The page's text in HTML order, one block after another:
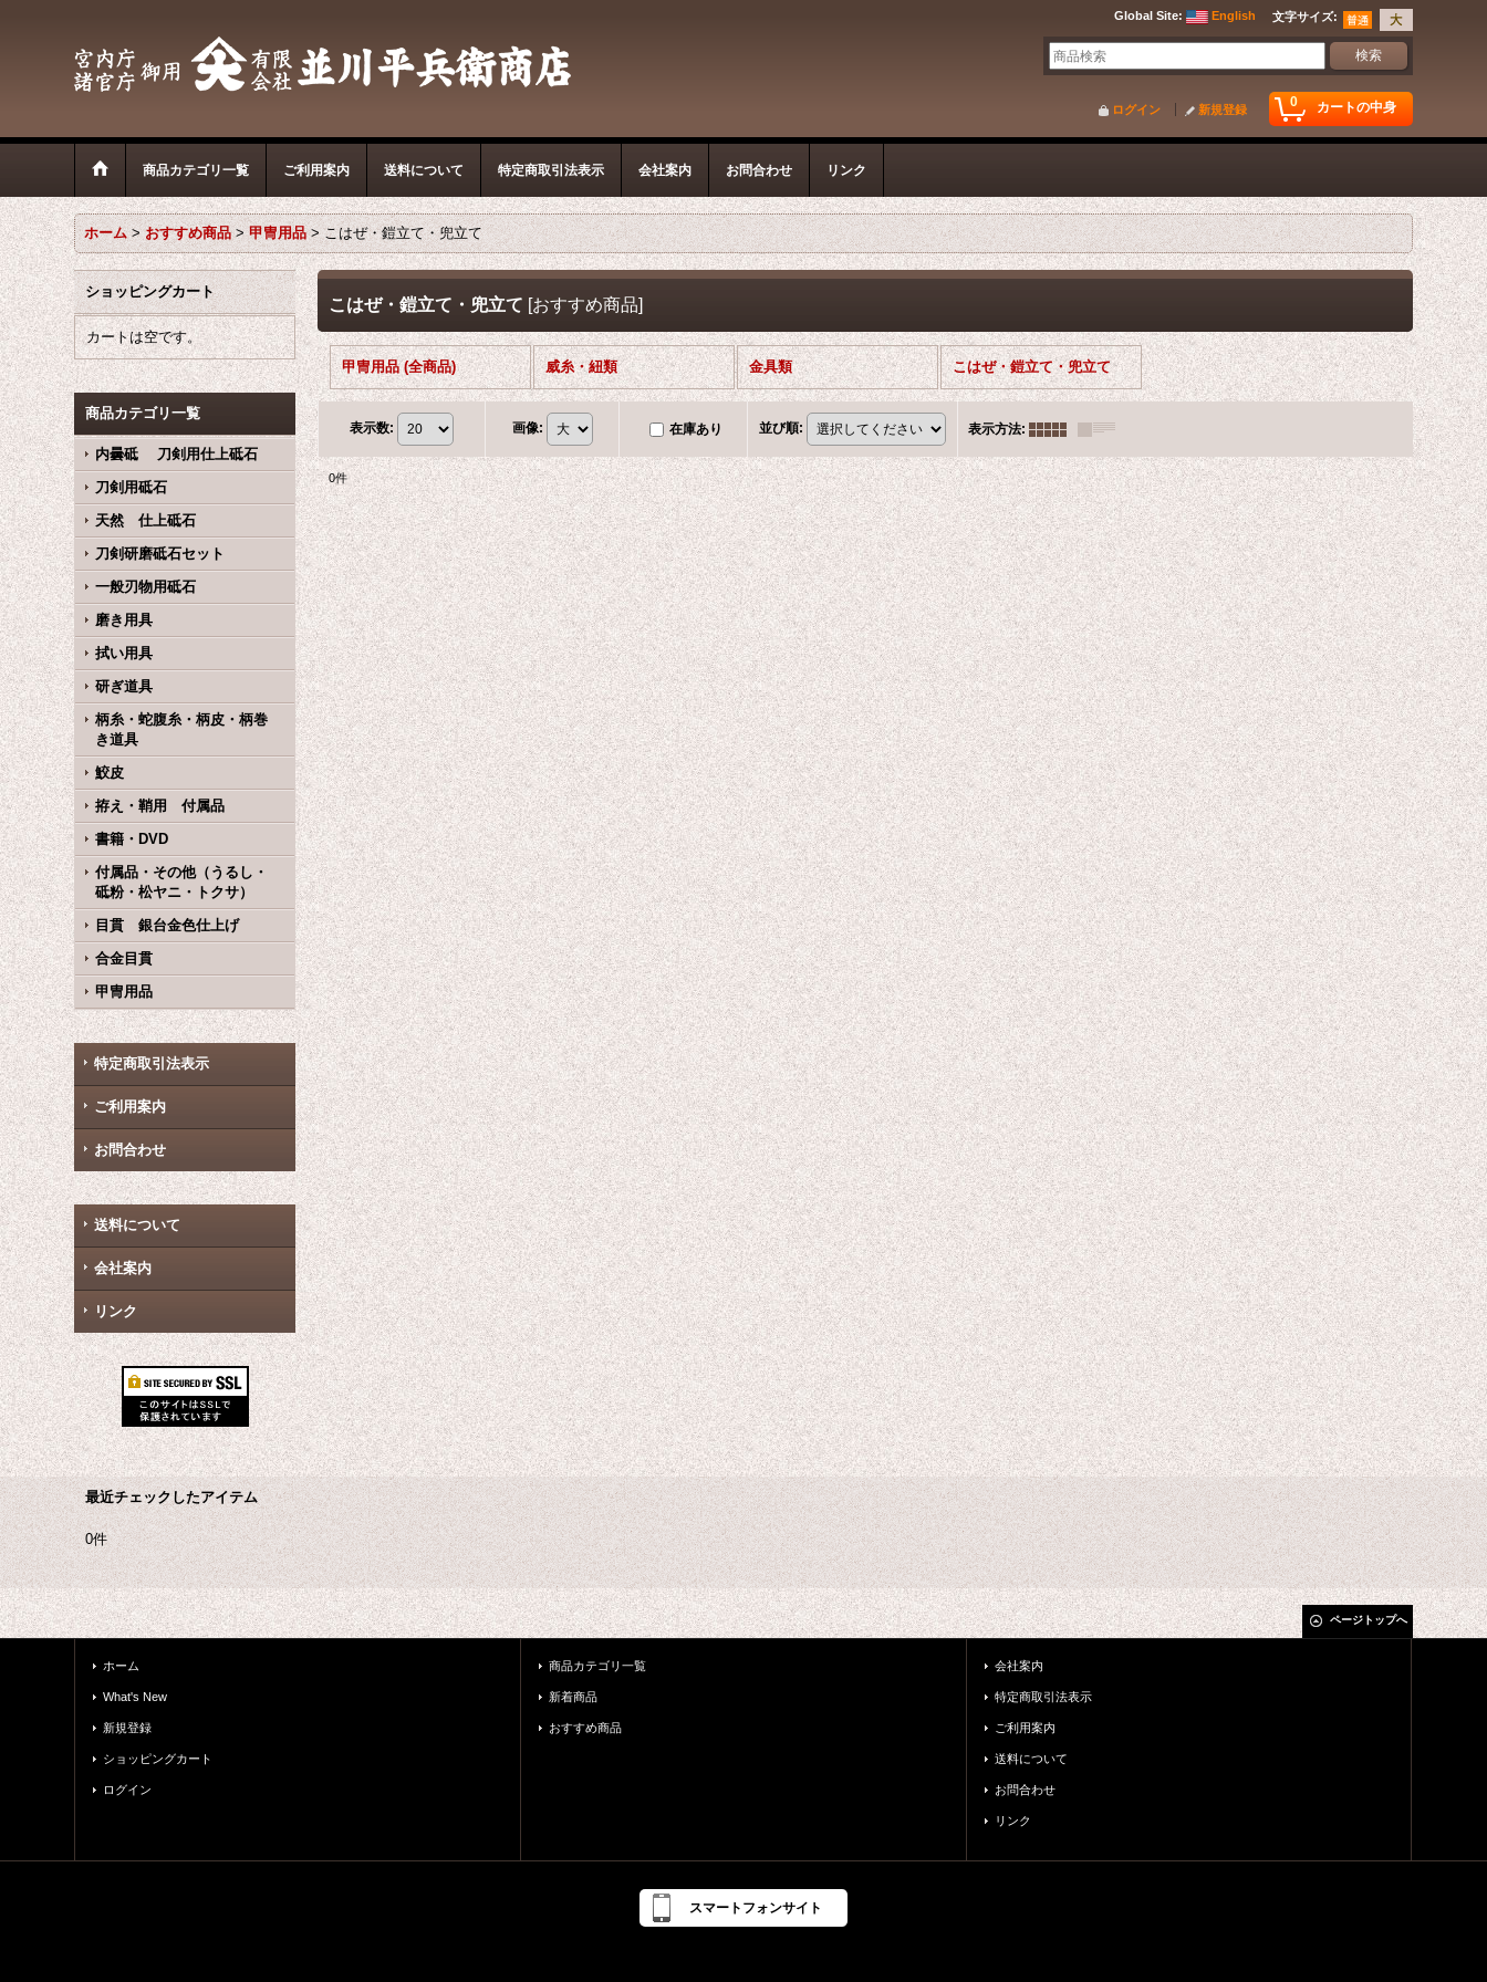
文字サイズ:
Global Site: English
0 カートの中身
ログイン 新規登録
商品カテゴリ一覧 ご利用案内 送料について 特定商取引法表示 会社案内 お問合わせ リンク
ホーム > おすすめ商品 > 甲冑用品 > こはぜ・鎧立て・兜立て
ショッピングカート
カートは空です。
商品カテゴリ一覧
内曇砥 刀剣用仕上砥石
刀剣用砥石
天然 仕上砥石
刀剣研磨砥石セット
一般刃物用砥石
磨き用具
拭い用具
研ぎ道具
柄糸・蛇腹糸・柄皮・柄巻
き道具
鮫皮
拵え・鞘用 付属品
書籍・DVD
付属品・その他（うるし・
砥粉・松ヤニ・トクサ）
目貫 銀台金色仕上げ
合金目貫
甲冑用品
特定商取引法表示
ご利用案内
お問合わせ
送料について
会社案内
リンク
こはぜ・鎧立て・兜立て [おすすめ商品]
甲冑用品 (全商品) 威糸・紐類 金具類 こはぜ・鎧立て・兜立て
表示数: 画像: 在庫あり 並び順: 表示方法:
0件
最近チェックしたアイテム
0件
ページトップへ
ホーム
What's New
新規登録
ショッピングカート
ログイン
商品カテゴリ一覧
新着商品
おすすめ商品
会社案内
特定商取引法表示
ご利用案内
送料について
お問合わせ
リンク
スマートフォンサイト